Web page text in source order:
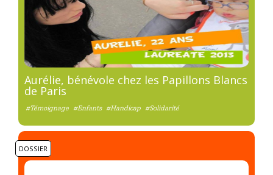
Aurélie, bénévole chez les Papillons Blancs
de Paris
#Témoignage #Enfants #Handicap #Solidarité
DOSSIER